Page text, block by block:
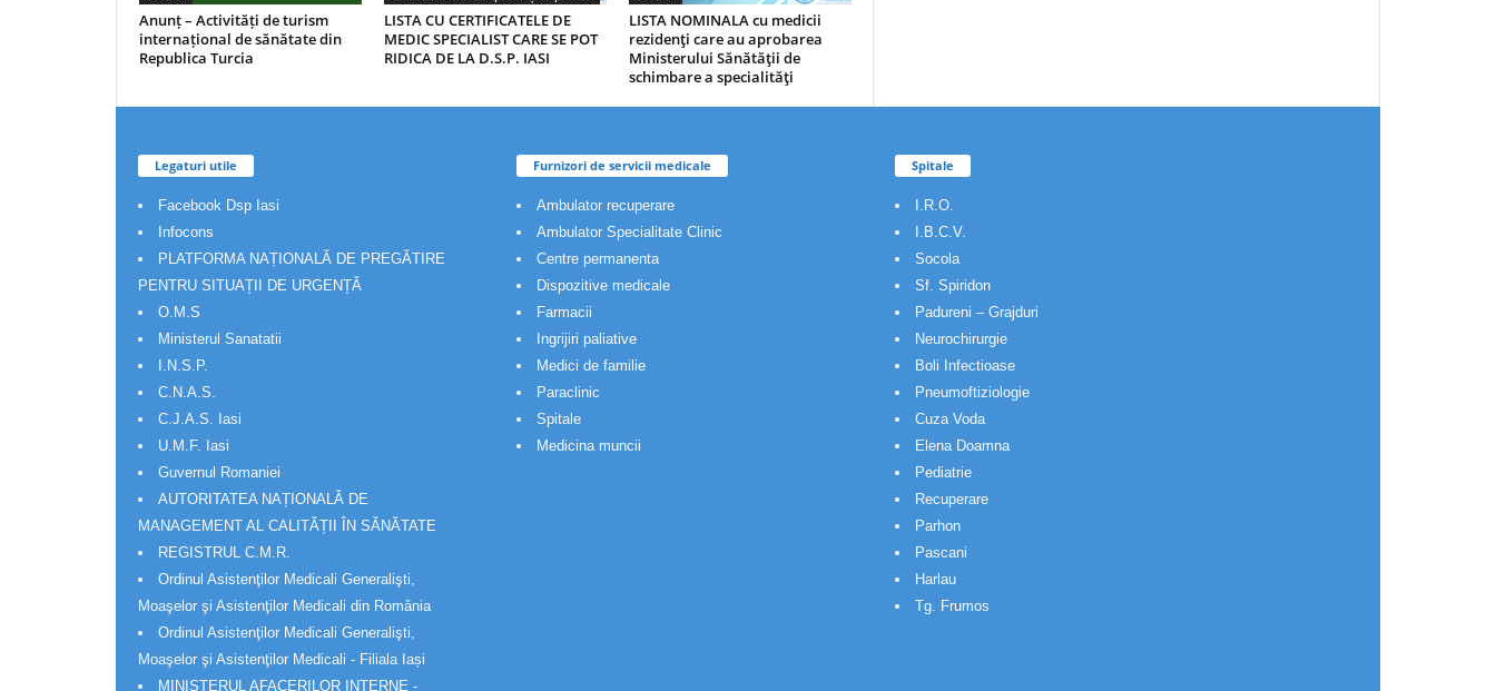
Anunț – Activități de turism
internațional de sănătate din
Republica Turcia
LISTA CU CERTIFICATELE DE
MEDIC SPECIALIST CARE SE POT
RIDICA DE LA D.S.P. IASI
LISTA NOMINALA cu medicii
rezidenţi care au aprobarea
Ministerului Sănătăţii de
schimbare a specialităţi
Legaturi utile
Facebook Dsp Iasi
Infocons
PLATFORMA NAȚIONALĂ DE PREGĂTIRE
PENTRU SITUAȚII DE URGENȚĂ
O.M.S
Ministerul Sanatatii
I.N.S.P.
C.N.A.S.
C.J.A.S. Iasi
U.M.F. Iasi
Guvernul Romaniei
AUTORITATEA NAȚIONALĂ DE
MANAGEMENT AL CALITĂȚII ÎN SĂNĂTATE
REGISTRUL C.M.R.
Ordinul Asistenţilor Medicali Generalişti,
Moaşelor şi Asistenţilor Medicali din România
Ordinul Asistenţilor Medicali Generalişti,
Moaşelor şi Asistenţilor Medicali - Filiala Iași
MINISTERUL AFACERILOR INTERNE -
Furnizori de servicii medicale
Ambulator recuperare
Ambulator Specialitate Clinic
Centre permanenta
Dispozitive medicale
Farmacii
Ingrijiri paliative
Medici de familie
Paraclinic
Spitale
Medicina muncii
Spitale
I.R.O.
I.B.C.V.
Socola
Sf. Spiridon
Padureni – Grajduri
Neurochirurgie
Boli Infectioase
Pneumoftiziologie
Cuza Voda
Elena Doamna
Pediatrie
Recuperare
Parhon
Pascani
Harlau
Tg. Frumos